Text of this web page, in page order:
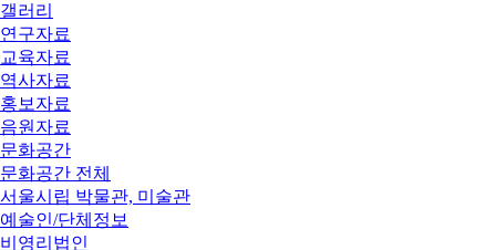
갤러리
연구자료
교육자료
역사자료
홍보자료
음원자료
문화공간
문화공간 전체
서울시립 박물관, 미술관
예술인/단체정보
비영리법인